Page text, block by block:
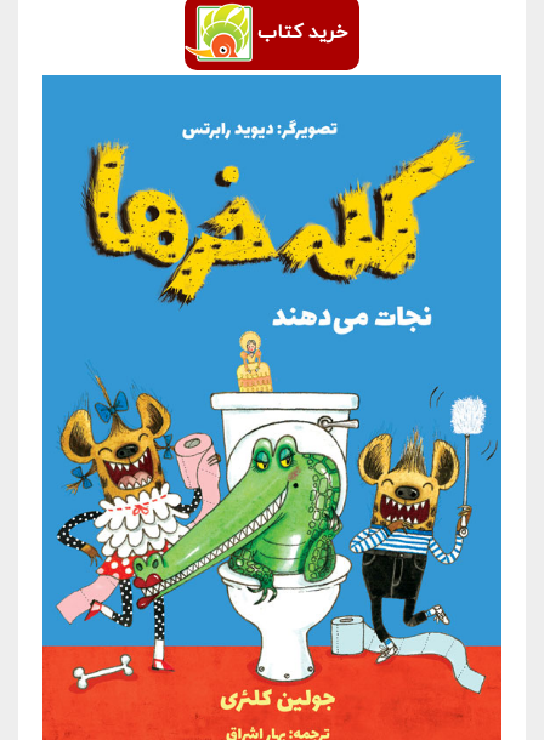
خرید کتاب